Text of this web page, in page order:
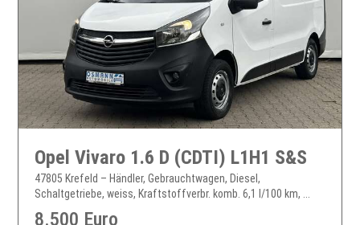
Opel Vivaro 1.6 D (CDTI) L1H1 S&S
47805 Krefeld – Händler, Gebrauchtwagen, Diesel,
Schaltgetriebe, weiss, Kraftstoffverbr. komb. 6,1 l/100 km, ...
8.500 Euro